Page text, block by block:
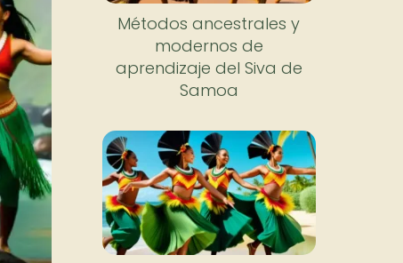
Métodos ancestrales y
modernos de
aprendizaje del Siva de
Samoa